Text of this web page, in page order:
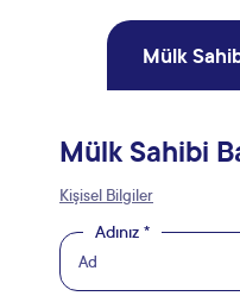
Mülk
Mülk Sahibi
Kişisel Bilgiler
Adınız *